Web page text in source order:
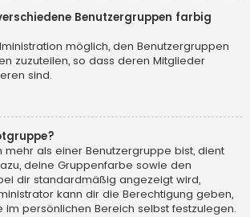
Benutzergruppen farbig
möglich, den Benutzergruppen
zuzuteilen, so dass deren Mitglieder
sind.
mehr als einer Benutzergruppe bist, dient
deine Gruppenfarbe sowie den
dir standardmäßig angezeigt wird,
kann dir die Berechtigung geben,
persönlichen Bereich selbst festzulegen.